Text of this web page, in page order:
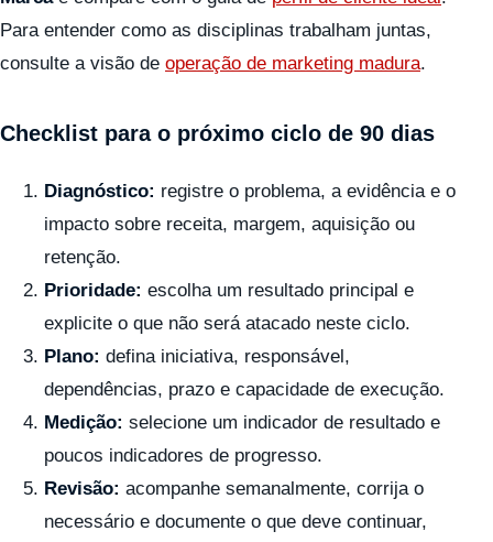
Para entender como as disciplinas trabalham juntas,
consulte a visão de operação de marketing madura.
Checklist para o próximo ciclo de 90 dias
Diagnóstico: registre o problema, a evidência e o
impacto sobre receita, margem, aquisição ou
retenção.
Prioridade: escolha um resultado principal e
explicite o que não será atacado neste ciclo.
Plano: defina iniciativa, responsável,
dependências, prazo e capacidade de execução.
Medição: selecione um indicador de resultado e
poucos indicadores de progresso.
Revisão: acompanhe semanalmente, corrija o
necessário e documente o que deve continuar,